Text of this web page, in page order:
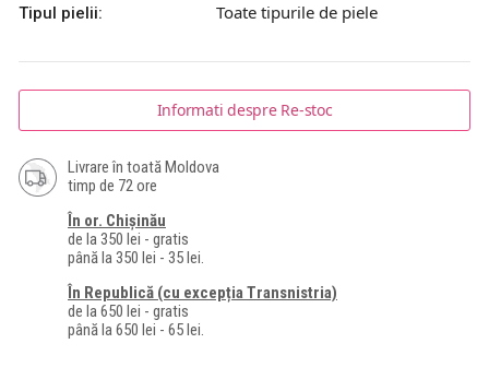
Tipul pielii: Toate tipurile de piele
Informati despre Re-stoc
Livrare în toată Moldova
timp de 72 ore
În or. Chișinău
de la 350 lei - gratis
până la 350 lei - 35 lei.
În Republică (cu excepția Transnistria)
de la 650 lei - gratis
până la 650 lei - 65 lei.